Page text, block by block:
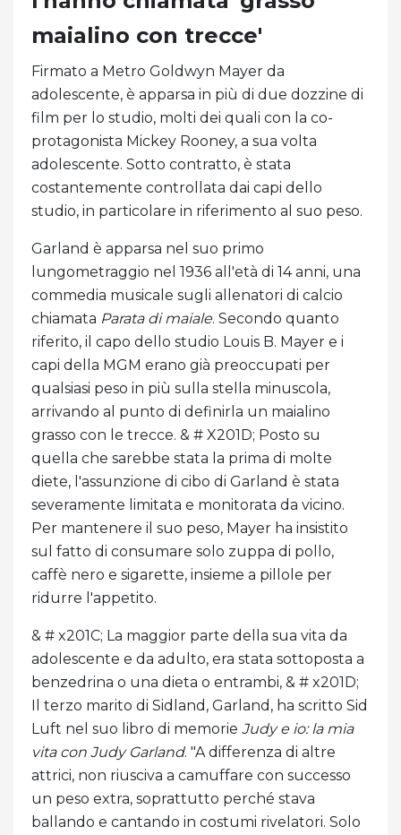
maialino con trecce'
Firmato a Metro Goldwyn Mayer da
adolescente, è apparsa in più di due dozzine di
film per lo studio, molti dei quali con la co-
protagonista Mickey Rooney, a sua volta
adolescente. Sotto contratto, è stata
costantemente controllata dai capi dello
studio, in particolare in riferimento al suo peso.
Garland è apparsa nel suo primo
lungometraggio nel 1936 all'età di 14 anni, una
commedia musicale sugli allenatori di calcio
chiamata Parata di maiale. Secondo quanto
riferito, il capo dello studio Louis B. Mayer e i
capi della MGM erano già preoccupati per
qualsiasi peso in più sulla stella minuscola,
arrivando al punto di definirla un maialino
grasso con le trecce. & # X201D; Posto su
quella che sarebbe stata la prima di molte
diete, l'assunzione di cibo di Garland è stata
severamente limitata e monitorata da vicino.
Per mantenere il suo peso, Mayer ha insistito
sul fatto di consumare solo zuppa di pollo,
caffè nero e sigarette, insieme a pillole per
ridurre l'appetito.
& # x201C; La maggior parte della sua vita da
adolescente e da adulto, era stata sottoposta a
benzedrina o una dieta o entrambi, & # x201D;
Il terzo marito di Sidland, Garland, ha scritto Sid
Luft nel suo libro di memorie Judy e io: la mia
vita con Judy Garland. "A differenza di altre
attrici, non riusciva a camuffare con successo
un peso extra, soprattutto perché stava
ballando e cantando in costumi rivelatori. Solo